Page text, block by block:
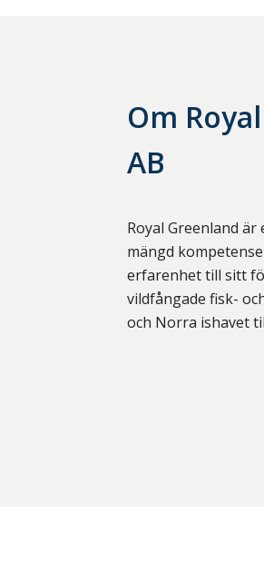
Om
AB
Royal Greenland
mängd
erfarenhet till sitt
vildfångade fisk-
och Norra ishavet